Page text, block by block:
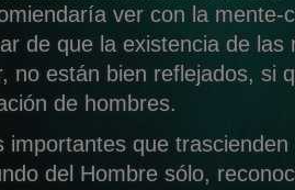
ver con la mente-
de que la existencia de las
no están bien reflejados, si
de hombres.
importantes que
del Hombre sólo,